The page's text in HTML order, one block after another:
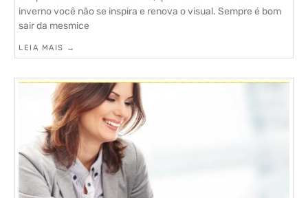
inverno você não se inspira e renova o visual. Sempre é bom
sair da mesmice
LEIA MAIS →